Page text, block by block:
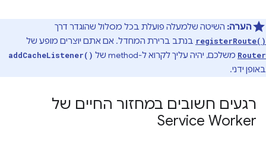
הערה: השיטה שלמעלה פועלת בכל מסלול שהוגדר דרך
registerRoute() בנתב ברירת המחדל. אם אתם יוצרים מופע של
Router משלכם, יהיה עליך לקרוא ל-method של addCacheListener()
באופן ידני.
רגעים חשובים במחזור החיים של
Service Worker